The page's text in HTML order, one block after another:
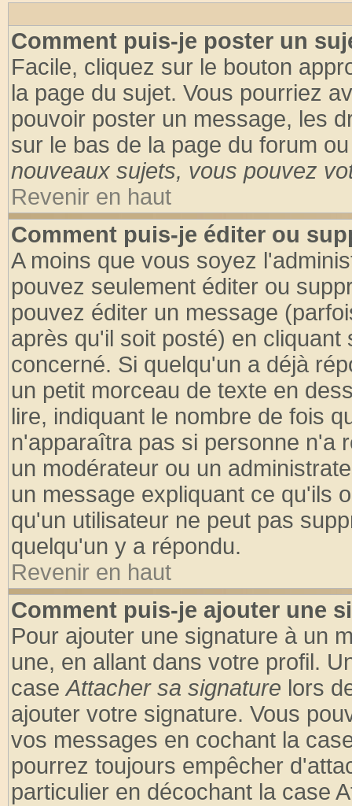
Comment puis-je poster un
Facile, cliquez sur le bouton
la page du sujet. Vous pourriez
pouvoir poster un message, les
sur le bas de la page du forum
nouveaux sujets, vous pouvez
Revenir en haut
Comment puis-je éditer ou
A moins que vous soyez
pouvez seulement éditer ou
pouvez éditer un message
après qu'il soit posté) en
concerné. Si quelqu'un a déjà
un petit morceau de texte en
lire, indiquant le nombre de fois
n'apparaîtra pas si personne n'a
un modérateur ou un
un message expliquant ce qu'ils
qu'un utilisateur ne peut pas
quelqu'un y a répondu.
Revenir en haut
Comment puis-je ajouter une
Pour ajouter une signature à un
une, en allant dans votre profil.
caseAttacher sa signature lors
ajouter votre signature. Vous
vos messages en cochant la
pourrez toujours empêcher
particulier en décochant la case